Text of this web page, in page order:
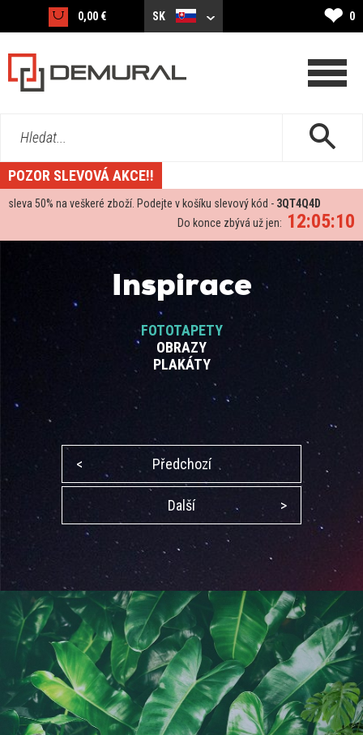
0,00 € SK ❤ 0
Hledat...
POZOR SLEVOVÁ AKCE!!
sleva 50% na veškeré zboží. Podejte v košíku slevový kód - 3QT4Q4D
12:05:10
Do konce zbývá už jen:
Inspirace
FOTOTAPETY
OBRAZY
PLAKÁTY
< Předchozí
Další >